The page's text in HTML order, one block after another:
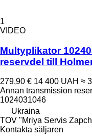
1
VIDEO
Multyplikator
reservdel till
279,90 € 14 400 UAH ≈
Annan transmission
1024031046
Ukraina
TOV "Mriya Servis
Kontakta säljaren